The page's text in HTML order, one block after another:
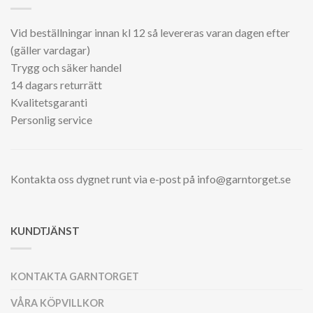
Vid beställningar innan kl 12 så levereras varan dagen efter
(gäller vardagar)
Trygg och säker handel
14 dagars returrätt
Kvalitetsgaranti
Personlig service
Kontakta oss dygnet runt via e-post på info@garntorget.se
KUNDTJÄNST
KONTAKTA GARNTORGET
VÅRA KÖPVILLKOR